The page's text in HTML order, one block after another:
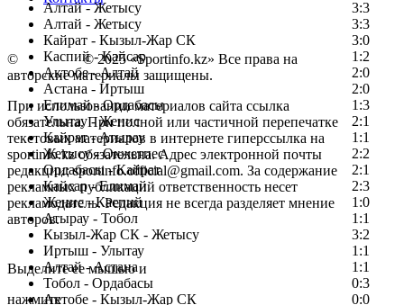
Алтай - Жетысу
3:3
Алтай - Жетысу
3:3
Кайрат - Кызыл-Жар СК
3:0
Каспий - Кайсар
1:2
Актобе - Алтай
2:0
Астана - Иртыш
2:0
Елимай - Ордабасы
1:3
Улытау - Женис
2:1
Кайрат - Атырау
1:1
Жетысу - Окжетпес
2:2
Ордабасы - Кайрат
2:1
Кайсар - Елимай
2:3
Женис - Каспий
1:0
Атырау - Тобол
1:1
Кызыл-Жар СК - Жетысу
3:2
Иртыш - Улытау
1:1
Алтай - Астана
1:1
Тобол - Ордабасы
0:3
Актобе - Кызыл-Жар СК
0:0
© Copyright© 2025 «Sportinfo.kz» Все права на
авторские материалы защищены.
При использовании материалов сайта ссылка
обязательна. При полной или частичной перепечатке
текстовых материалов в интернете гиперссылка на
sportinfo.kz обязательна. Адрес электронной почты
редакции: sportinfo.official@gmail.com. За содержание
рекламных публикаций ответственность несет
рекламодатель. Редакция не всегда разделяет мнение
авторов.
Заметили ошибку в тексте?
Выделите ее мышью и
нажмите